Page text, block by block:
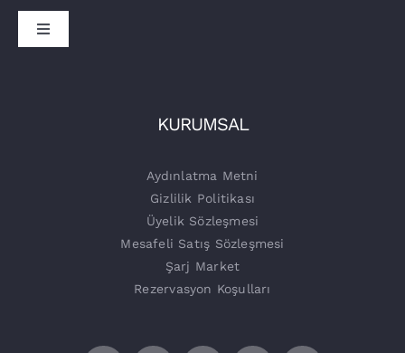
Toggle
KURUMSAL
Aydınlatma Metni
Gizlilik Politikası
Üyelik Sözleşmesi
Mesafeli Satış Sözleşmesi
Şarj Market
Rezervasyon Koşulları